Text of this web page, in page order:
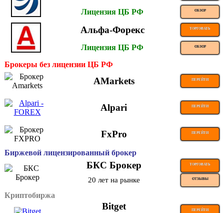
Лицензия ЦБ РФ ОБЗОР
Альфа-Форекс ТОРГОВАТЬ
Лицензия ЦБ РФ ОБЗОР
Брокеры без лицензии ЦБ РФ
AMarkets ПЕРЕЙТИ
Alpari ПЕРЕЙТИ
FxPro ПЕРЕЙТИ
Биржевой лицензированный брокер
БКС Брокер ТОРГОВАТЬ
20 лет на рынке ОТЗЫВЫ
Криптобиржа
Bitget ПЕРЕЙТИ